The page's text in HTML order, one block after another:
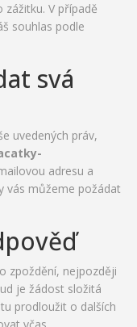
V případě
souhlas podle
svá
uvedených práv,
adresu a
vás můžeme požádat
zpoždění, nejpozději
je žádost složitá
prodloužit o dalších